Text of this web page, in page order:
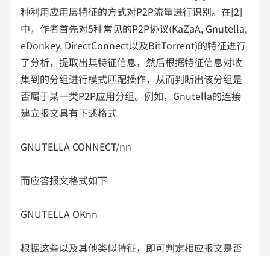
种利用应用层特征的方式对P2P流量进行识别。在[2]
中，作者首先对5种常见的P2P协议(KaZaA, Gnutella,
eDonkey, DirectConnect以及BitTorrent)的特征进行
了分析，提取出其特征信息，然后根据特征信息对收
集到的分组进行模式匹配操作，从而判断出该分组是
否属于某一类P2P应用分组。例如，Gnutella的连接
建立报文具有下述格式
GNUTELLA CONNECT/nn
而应答报文格式如下
GNUTELLA OKnn
根据这些以及其他类似特征，即可判定相应报文是否